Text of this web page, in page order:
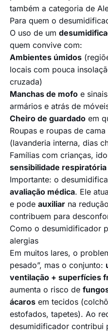
também a categoria de
Para quem o
O uso de um
quem convive com:
Ambientes úmidos
locais com pouca
cruzada)
Manchas de mofo e
armários e atrás de
Cheiro de guardado em
Roupas e roupas de
(lavanderia interna, dias
Famílias com crianças,
sensibilidade respiratória
Importante: o
avaliação médica. Ele
e pode auxiliar na
contribuem para
Como o desumidificador
alergias
Em muitos lares, o
pesado”, mas o conjunto:
ventilação + superfícies
aumenta o risco de
ácaros em tecidos
estofados, tapetes). Ao
desumidificador contribui